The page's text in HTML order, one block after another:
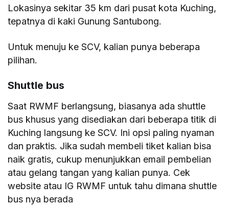
Lokasinya sekitar 35 km dari pusat kota Kuching,
tepatnya di kaki Gunung Santubong.
Untuk menuju ke SCV, kalian punya beberapa
pilihan.
Shuttle bus
Saat RWMF berlangsung, biasanya ada shuttle
bus khusus yang disediakan dari beberapa titik di
Kuching langsung ke SCV. Ini opsi paling nyaman
dan praktis. Jika sudah membeli tiket kalian bisa
naik gratis, cukup menunjukkan email pembelian
atau gelang tangan yang kalian punya. Cek
website atau IG RWMF untuk tahu dimana shuttle
bus nya berada